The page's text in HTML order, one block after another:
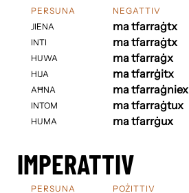
PERSUNA
JIENA
INTI
HUWA
HIJA
AĦNA
INTOM
HUMA
NEGATTIV
ma tfarraġtx
ma tfarraġtx
ma tfarraġx
ma tfarrġitx
ma tfarraġniex
ma tfarraġtux
ma tfarrġux
IMPERATTIV
PERSUNA
POŻITTIV